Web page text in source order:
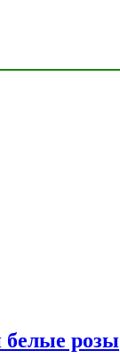
розы